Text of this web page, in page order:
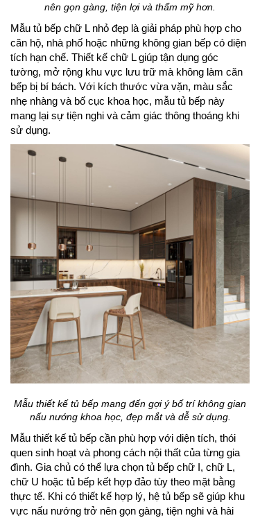
nên gọn gàng, tiện lợi và thẩm mỹ hơn.
Mẫu tủ bếp chữ L nhỏ đẹp là giải pháp phù hợp cho
căn hộ, nhà phố hoặc những không gian bếp có diện
tích hạn chế. Thiết kế chữ L giúp tận dụng góc
tường, mở rộng khu vực lưu trữ mà không làm căn
bếp bị bí bách. Với kích thước vừa vặn, màu sắc
nhẹ nhàng và bố cục khoa học, mẫu tủ bếp này
mang lại sự tiện nghi và cảm giác thông thoáng khi
sử dụng.
Mẫu thiết kế tủ bếp mang đến gợi ý bố trí không gian
nấu nướng khoa học, đẹp mắt và dễ sử dụng.
Mẫu thiết kế tủ bếp cần phù hợp với diện tích, thói
quen sinh hoạt và phong cách nội thất của từng gia
đình. Gia chủ có thể lựa chọn tủ bếp chữ I, chữ L,
chữ U hoặc tủ bếp kết hợp đảo tùy theo mặt bằng
thực tế. Khi có thiết kế hợp lý, hệ tủ bếp sẽ giúp khu
vực nấu nướng trở nên gọn gàng, tiện nghi và hài